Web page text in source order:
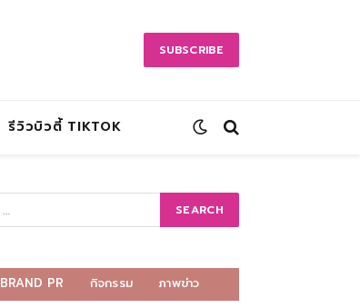
SUBSCRIBE
รีวิวบิวตี้ TIKTOK
BRAND PR กิจกรรม ภาพข่าว